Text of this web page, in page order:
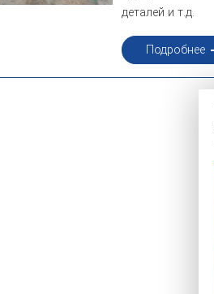
деталей и т.д.
Подробнее